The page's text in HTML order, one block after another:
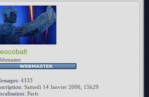
4333
Samedi 14 Janvier 2006, 15h29
Paris